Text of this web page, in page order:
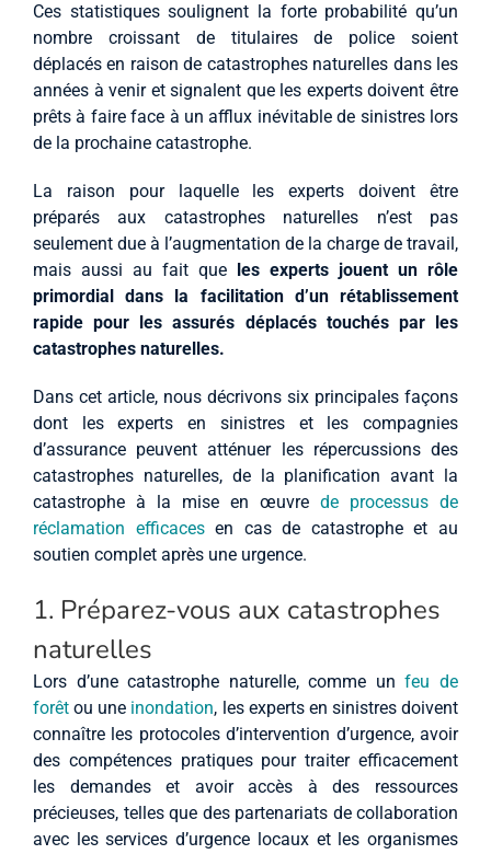
Ces statistiques soulignent la forte probabilité qu’un
nombre croissant de titulaires de police soient
déplacés en raison de catastrophes naturelles dans les
années à venir et signalent que les experts doivent être
prêts à faire face à un afflux inévitable de sinistres lors
de la prochaine catastrophe.
La raison pour laquelle les experts doivent être
préparés aux catastrophes naturelles n’est pas
seulement due à l’augmentation de la charge de travail,
mais aussi au fait que les experts jouent un rôle
primordial dans la facilitation d’un rétablissement
rapide pour les assurés déplacés touchés par les
catastrophes naturelles.
Dans cet article, nous décrivons six principales façons
dont les experts en sinistres et les compagnies
d’assurance peuvent atténuer les répercussions des
catastrophes naturelles, de la planification avant la
catastrophe à la mise en œuvre de processus de
réclamation efficacesen cas de catastrophe et au
soutien complet après une urgence.
1. Préparez-vous aux catastrophes
naturelles
Lors d’une catastrophe naturelle, comme unfeu de
forêt ou une inondation, les experts en sinistres doivent
connaître les protocoles d’intervention d’urgence, avoir
des compétences pratiques pour traiter efficacement
les demandes et avoir accès à des ressources
précieuses, telles que des partenariats de collaboration
avec les services d’urgence locaux et les organismes